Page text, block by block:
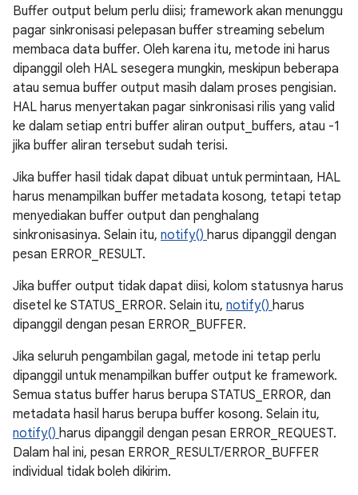
Buffer output belum perlu diisi; framework akan menunggu
pagar sinkronisasi pelepasan buffer streaming sebelum
membaca data buffer. Oleh karena itu, metode ini harus
dipanggil oleh HAL sesegera mungkin, meskipun beberapa
atau semua buffer output masih dalam proses pengisian.
HAL harus menyertakan pagar sinkronisasi rilis yang valid
ke dalam setiap entri buffer aliran output_buffers, atau -1
jika buffer aliran tersebut sudah terisi.
Jika buffer hasil tidak dapat dibuat untuk permintaan, HAL
harus menampilkan buffer metadata kosong, tetapi tetap
menyediakan buffer output dan penghalang
sinkronisasinya. Selain itu, notify() harus dipanggil dengan
pesan ERROR_RESULT.
Jika buffer output tidak dapat diisi, kolom statusnya harus
disetel ke STATUS_ERROR. Selain itu, notify() harus
dipanggil dengan pesan ERROR_BUFFER.
Jika seluruh pengambilan gagal, metode ini tetap perlu
dipanggil untuk menampilkan buffer output ke framework.
Semua status buffer harus berupa STATUS_ERROR, dan
metadata hasil harus berupa buffer kosong. Selain itu,
notify() harus dipanggil dengan pesan ERROR_REQUEST.
Dalam hal ini, pesan ERROR_RESULT/ERROR_BUFFER
individual tidak boleh dikirim.